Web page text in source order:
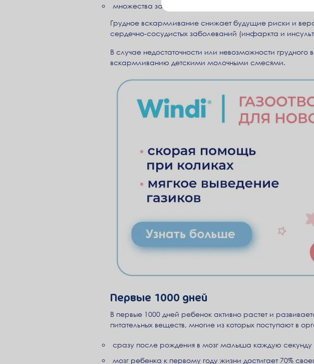
множества защитных факторов и иммунологически
Грудное вскармливание снижает будущие риски и
сердечно-сосудистых заболеваний (инфаркта и
В случае недостаточности или невозможности
вскармливанию детскими молочными смесями.
Первые 1000 дней
В первые 1000 дней ребенок активно растет и
питательных веществ, многие из которых поступают в
сразу после рождения в мозг малыша каждую секунду
мозг ребенка к первому году жизни достигает 70%